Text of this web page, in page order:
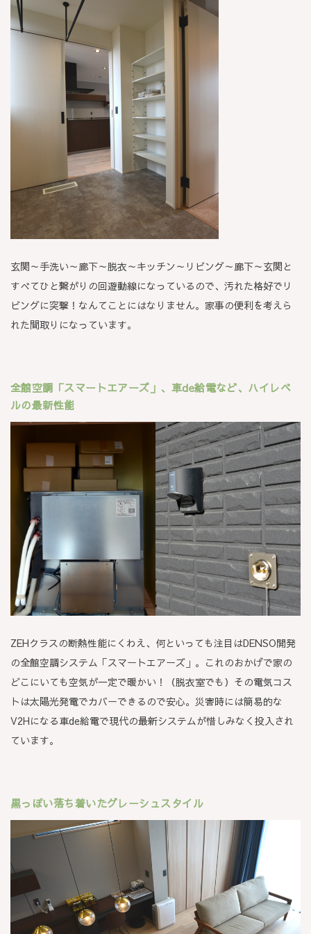
玄関～手洗い～廊下～脱衣～キッチン～リビング～廊下～玄関と
すべてひと繋がりの回遊動線になっているので、汚れた格好でリ
ビングに突撃！なんてことにはなりません。家事の便利を考えら
れた間取りになっています。
全館空調「スマートエアーズ」、車de給電など、ハイレベ
ルの最新性能
ZEHクラスの断熱性能にくわえ、何といっても注目はDENSO開発
の全館空調システム「スマートエアーズ」。これのおかげで家の
どこにいても空気が一定で暖かい！（脱衣室でも）その電気コス
トは太陽光発電でカバーできるので安心。災害時には簡易的な
V2Hになる車de給電で現代の最新システムが惜しみなく投入され
ています。
黒っぽい落ち着いたグレーシュスタイル